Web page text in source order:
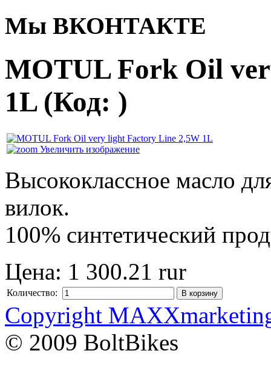
Мы ВКОНТАКТЕ
MOTUL Fork Oil
1L (Код: )
Увеличить изображение
Высококлассное масло
вилок.
100% синтетический
Цена: 1 300.21 rur
Количество:
Copyright
© 2009 BoltBikes